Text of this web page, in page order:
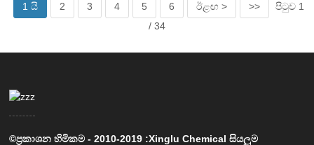
1 යි 2 3 4 5 6 ඊළඟ > >>
පිටුව 1
/ 34
©ප්‍රකාශන හිමිකම - 2010-2019 :Xinglu Chemical සියලුම